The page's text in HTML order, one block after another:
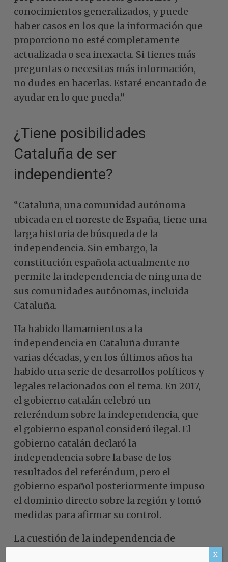
conocimientos generalizados, y puede
haber casos en los que la información que
proporciono no esté completamente
actualizada o sea inexacta. Si tienes más
preguntas o necesitas más información,
no dudes en hacerlas. Estaré encantado de
ayudar en lo que pueda.”
¿Tiene posibilidades
Cataluña de ser
independiente?
“Cataluña, una comunidad autónoma
ubicada en el noreste de España, tiene una
larga historia de búsqueda de la
independencia. Sin embargo, la
constitución española actualmente no
permite la independencia de ninguna de
sus comunidades autónomas, incluida
Cataluña.
Ha habido llamamientos a la
independencia en Cataluña durante
varias décadas, y en los últimos años ha
habido una serie de desarrollos políticos y
legales relacionados con el tema. En 2017,
el gobierno catalán celebró un
referéndum sobre la independencia, que
el gobierno español consideró ilegal. El
gobierno catalán declaró la
independencia sobre la base de los
resultados del referéndum, pero el
gobierno español posteriormente impuso
el dominio directo sobre la región y tomó
medidas para afirmar su control.
La cuestión de la independencia de
X